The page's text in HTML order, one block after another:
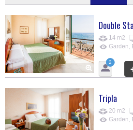
Double
14 m2
Garden,
2
Tripla
20 m2
Garden,